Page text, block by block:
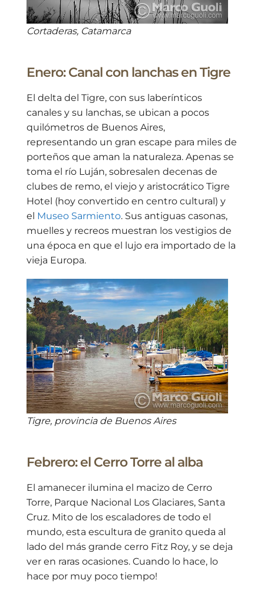
Cortaderas, Catamarca
Enero: Canal con lanchas en Tigre
El delta del Tigre, con sus laberínticos
canales y su lanchas, se ubican a pocos
quilómetros de Buenos Aires,
representando un gran escape para miles de
porteños que aman la naturaleza. Apenas se
toma el río Luján, sobresalen decenas de
clubes de remo, el viejo y aristocrático Tigre
Hotel (hoy convertido en centro cultural) y
el Museo Sarmiento. Sus antiguas casonas,
muelles y recreos muestran los vestigios de
una época en que el lujo era importado de la
vieja Europa.
Tigre, provincia de Buenos Aires
Febrero: el Cerro Torre al alba
El amanecer ilumina el macizo de Cerro
Torre, Parque Nacional Los Glaciares, Santa
Cruz. Mito de los escaladores de todo el
mundo, esta escultura de granito queda al
lado del más grande cerro Fitz Roy, y se deja
ver en raras ocasiones. Cuando lo hace, lo
hace por muy poco tiempo!